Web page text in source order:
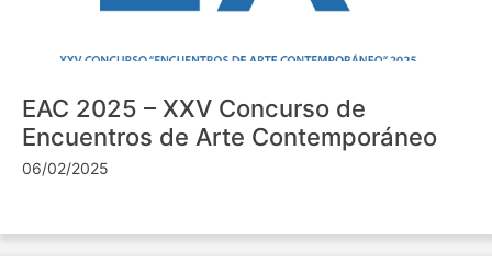
EAC 2025 – XXV Concurso de
Encuentros de Arte Contemporáneo
06/02/2025